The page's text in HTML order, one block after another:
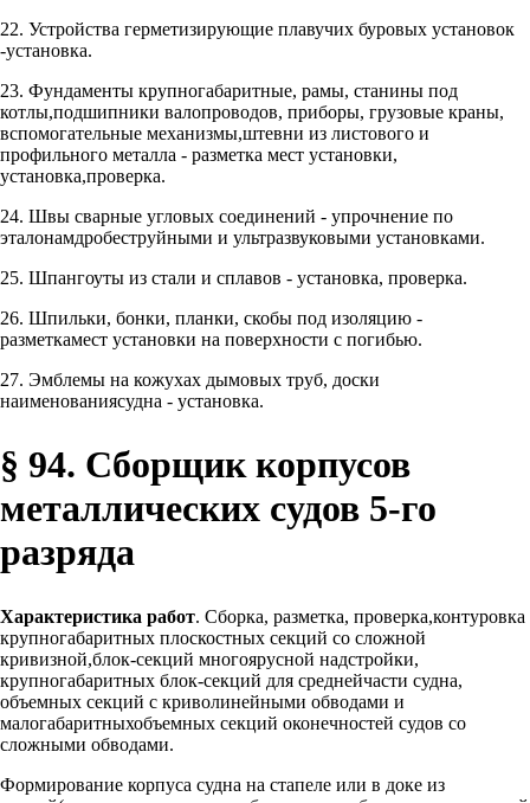
22. Устройства герметизирующие плавучих буровых установок
-установка.
23. Фундаменты крупногабаритные, рамы, станины под
котлы,подшипники валопроводов, приборы, грузовые краны,
вспомогательные механизмы,штевни из листового и
профильного металла - разметка мест установки,
установка,проверка.
24. Швы сварные угловых соединений - упрочнение по
эталонамдробеструйными и ультразвуковыми установками.
25. Шпангоуты из стали и сплавов - установка, проверка.
26. Шпильки, бонки, планки, скобы под изоляцию -
разметкамест установки на поверхности с погибью.
27. Эмблемы на кожухах дымовых труб, доски
наименованиясудна - установка.
§ 94. Сборщик корпусов
металлических судов 5-го
разряда
Характеристика работ. Сборка, разметка, проверка,контуровка
крупногабаритных плоскостных секций со сложной
кривизной,блок-секций многоярусной надстройки,
крупногабаритных блок-секций для среднейчасти судна,
объемных секций с криволинейными обводами и
малогабаритныхобъемных секций оконечностей судов со
сложными обводами.
Формирование корпуса судна на стапеле или в доке из